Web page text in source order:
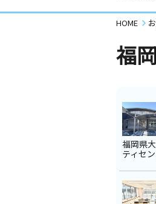
HOME
福
福岡県
ティセ